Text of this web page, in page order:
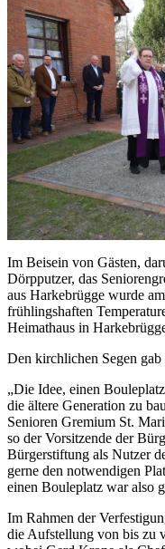
Im Beisein von Gästen,
Dörpputzer, das
aus Harkebrügge wurde
frühlingshaften
Heimathaus in
Den kirchlichen Segen
„Die Idee, einen
die ältere Generation zu
Senioren Gremium St.
so der Vorsitzende der
Bürgerstiftung als Nutzer
gerne den notwendigen
einen Bouleplatz war also
Im Rahmen der
die Aufstellung von bis zu